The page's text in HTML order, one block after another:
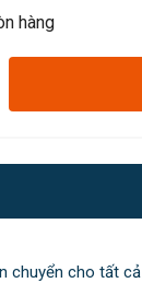
hàng
chuyển cho tất